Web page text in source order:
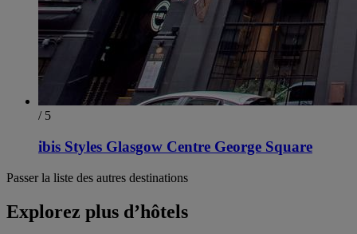
/ 5
ibis Styles Glasgow Centre George Square
Passer la liste des autres destinations
Explorez plus d’hôtels